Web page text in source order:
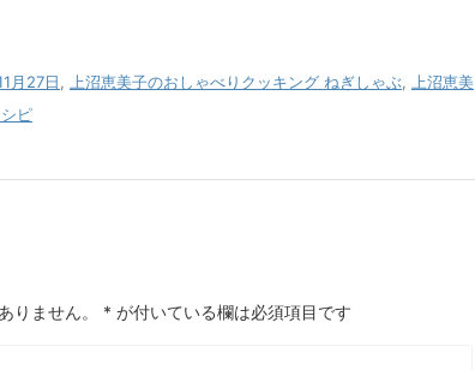
月27日 上沼恵美子のおしゃべりクッキング ねぎしゃぶ
上沼恵美
ピ
りません。 * が付いている欄は必須項目です